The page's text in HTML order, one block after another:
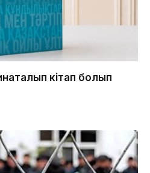
кітап болып